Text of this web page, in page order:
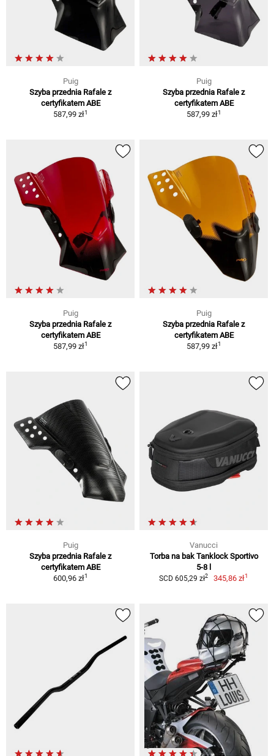
Puig
Szyba przednia Rafale z
certyfikatem ABE
587,99 zł1
Puig
Szyba przednia Rafale z
certyfikatem ABE
587,99 zł1
Puig
Szyba przednia Rafale z
certyfikatem ABE
587,99 zł1
Puig
Szyba przednia Rafale z
certyfikatem ABE
587,99 zł1
Puig
Szyba przednia Rafale z
certyfikatem ABE
600,96 zł1
Vanucci
Torba na bak Tanklock Sportivo
5-8 l
SCD 605,29 zł2 345,86 zł1